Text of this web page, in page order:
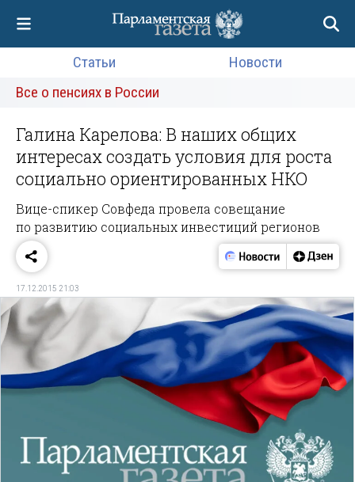
Статьи
Новости
Все о пенсиях в России
Галина Карелова: В наших общих
интересах создать условия для роста
социально ориентированных НКО
Вице-спикер Совфеда провела совещание
по развитию социальных инвестиций регионов
17.12.2015 21:03